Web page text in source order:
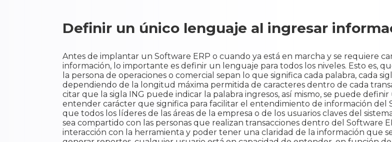
Definir un único lenguaje al ingresar
Antes de implantar un Software ERP o cuando ya está en marcha y se requiere
información, lo importante es definir un lenguaje para todos los niveles. Esto es,
la persona de operaciones o comercial sepan lo que significa cada palabra, cada
dependiendo de la longitud máxima permitida de caracteres dentro de cada
citar que la sigla ING puede indicar la palabra ingresos, así mismo, se puede
entender carácter que significa para facilitar el entendimiento de información del
que todos los líderes de las áreas de la empresa o de los usuarios claves del
sea compartido con las personas que realizan transacciones dentro del Software
interacción con la herramienta y poder tener una claridad de la información que